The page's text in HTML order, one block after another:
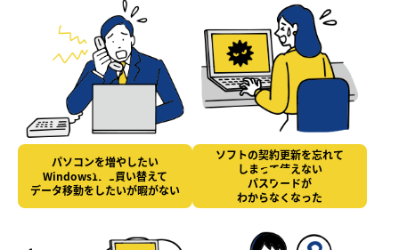
パソコンを増やしたい
Windows11に買い替えて
データ移動をしたいが暇がない
ソフトの契約更新を忘れて
しまって使えない
パスワードが
わからなくなった